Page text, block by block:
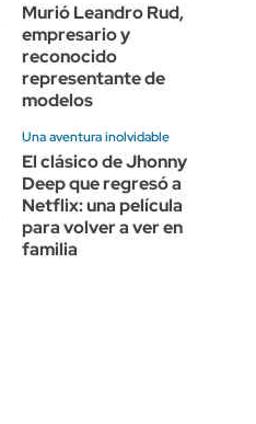
Murió Leandro Rud,
empresario y
reconocido
representante de
modelos
Una aventura inolvidable
El clásico de Jhonny
Deep que regresó a
Netflix: una película
para volver a ver en
familia